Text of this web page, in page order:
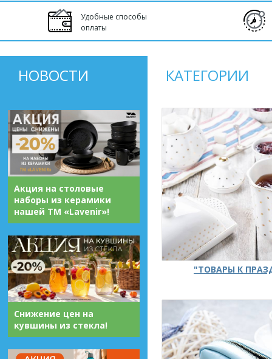
Удобные способы
оплаты
НОВОСТИ
Акция на столовые
наборы из керамики
нашей ТМ «Lavenir»!
Снижение цен на
кувшины из стекла!
КАТЕГОРИИ
"ТОВАРЫ К